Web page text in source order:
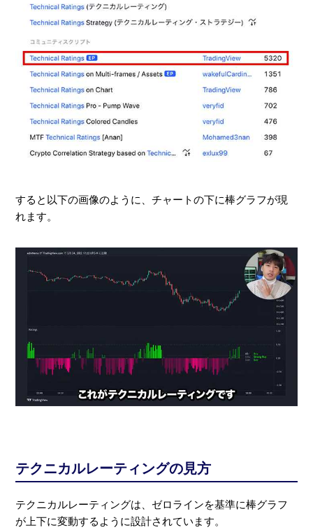
すると以下の画像のように、チャートの下に棒グラフが現
れます。
テクニカルレーティングの見方
テクニカルレーティングは、ゼロラインを基準に棒グラフ
が上下に変動するように設計されています。